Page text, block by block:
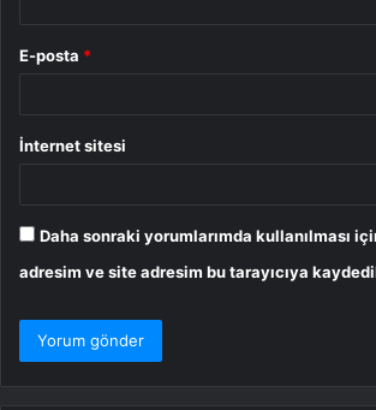
E-posta *
İnternet sitesi
Daha sonraki yorumlarımda kullanılması
adresim ve site adresim bu tarayıcıya